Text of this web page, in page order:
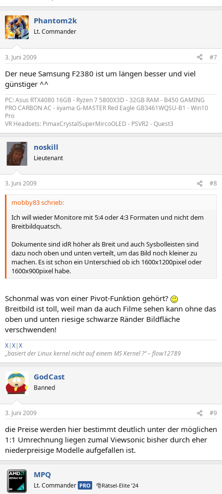
Phantom2k
Lt. Commander
3. Juni 2009 #7
Der neue Samsung F2380 ist um längen besser und viel
günstiger ^^
PC: Asus RTX4080 16GB - Ryzen 7 5800X3D - 32GB RAM - B450 GAMING
PRO CARBON AC - iiyama G-MASTER Red Eagle GB3461WQSU-B1 - Win10
Pro
VR Headsets: PimaxCrystalSuperMircoOLED - PSVR2 - Quest3
noskill
Lieutenant
3. Juni 2009 #8
mobby83 schrieb:
Ich will wieder Monitore mit 5:4 oder 4:3 Formaten und nicht dem
Breitbildquatsch.
Dokumente sind idR höher als Breit und auch Sysbolleisten sind
dazu noch oben und unten verteilt, um das Bild noch kleiner zu
machen. Es ist schon ein Unterschied ob ich 1600x1200pixel oder
1600x900pixel habe.
Schonmal was von einer Pivot-Funktion gehört?
Breitbild ist toll, weil man da auch Filme sehen kann ohne das
oben und unten riesige schwarze Ränder Bildfläche
verschwenden!
X|X|X
„basiert der Linux kernel nicht auf einem MS Kernel ?“ – flow12789
GodCast
Banned
3. Juni 2009 #9
die Preise werden hier bestimmt deutlich unter der möglichen
1:1 Umrechnung liegen zumal Viewsonic bisher durch eher
niederpreisige Modelle aufgefallen ist.
MPQ
Lt. Commander PRO 🎅Rätsel-Elite ’24